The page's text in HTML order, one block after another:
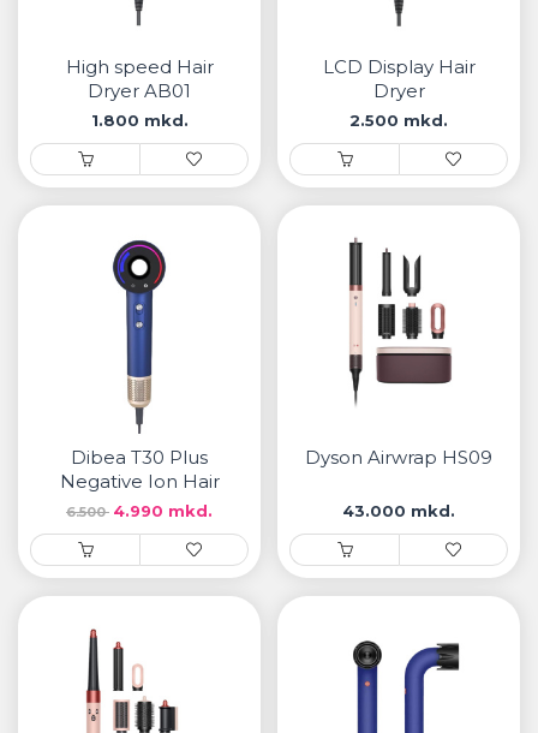
High speed Hair
Dryer AB01
1.800 mkd.
LCD Display Hair
Dryer
2.500 mkd.
Dibea T30 Plus
Negative Ion Hair
Dryer
6.500 4.990 mkd.
Dyson Airwrap HS09
43.000 mkd.
РЕМЕНИ ЗА ЧАСОВНИК
• Apple watch
• Galaxy watch
• Xiaomi
• Останато
PLAYSTATION
ПРОЕКТОРИ